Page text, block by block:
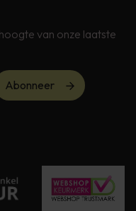
van onze laatste
Abonneer